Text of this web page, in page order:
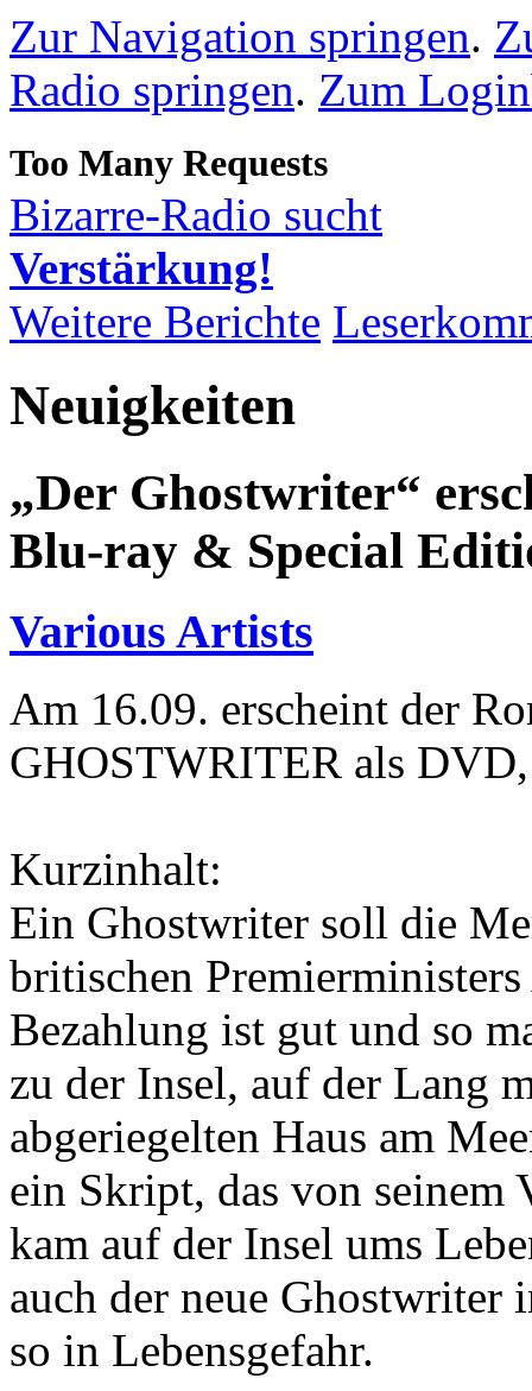
Zur Navigation springen.
Radio springen. Zum
Bizarre-Radio sucht
Verstärkung!
Weitere Berichte
Neuigkeiten
„Der Ghostwriter“
Blu-ray & Special
Various Artists
Am 16.09. erscheint der
GHOSTWRITER als
Kurzinhalt:
Ein Ghostwriter soll die
britischen
Bezahlung ist gut und so
zu der Insel, auf der Lang
abgeriegelten Haus am
ein Skript, das von seinem
kam auf der Insel ums
auch der neue
so in Lebensgefahr.